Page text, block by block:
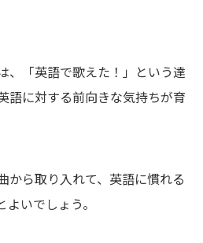
、「英語で歌えた！」という達
語に対する前向きな気持ちが育
から取り入れて、英語に慣れる
いでしょう。